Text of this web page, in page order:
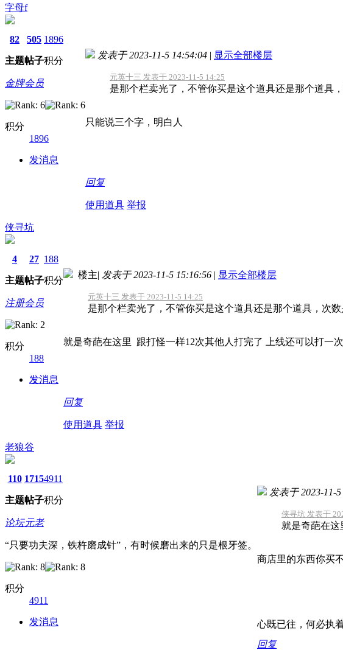
字母f
82
主题
505
帖子
1896
积分
金牌会员
积分
1896
发消息
发表于 2023-11-5 14:54:04 | 显示全部楼层
元英十三 发表于 2023-11-5 14:25
是那个栏卖光了，不管你买是这个道具还是那个道具
只能说三个字，明白人
回复
使用道具 举报
侠寻坑
4
主题
27
帖子
188
积分
注册会员
积分
188
发消息
楼主| 发表于 2023-11-5 15:16:56 | 显示全部楼层
元英十三 发表于 2023-11-5 14:25
是那个栏卖光了，不管你买是这个道具还是那个道具，次
就是奇葩在这里 跟打怪一样12次其他人打完了 上线还可以打
回复
使用道具 举报
老狼谷
110
主题
1715
帖子
4911
积分
论坛元老
“只要功夫深，铁杵磨成针”，有时候磨出来的只是根牙签。
积分
4911
发消息
发表于 2023-11-
侠寻坑 发表于
就是奇葩在
商店里的东西你买
心既已往，何必执着
回复